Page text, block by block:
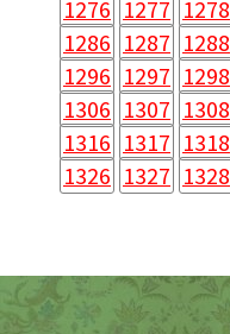
1276 1277 1278
1286 1287 1288
1296 1297 1298
1306 1307 1308
1316 1317 1318
1326 1327 1328